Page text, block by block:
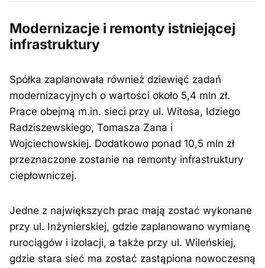
Modernizacje i remonty istniejącej
infrastruktury
Spółka zaplanowała również dziewięć zadań
modernizacyjnych o wartości około 5,4 mln zł.
Prace obejmą m.in. sieci przy ul. Witosa, Idziego
Radziszewskiego, Tomasza Zana i
Wojciechowskiej. Dodatkowo ponad 10,5 mln zł
przeznaczone zostanie na remonty infrastruktury
ciepłowniczej.
Jedne z największych prac mają zostać wykonane
przy ul. Inżynierskiej, gdzie zaplanowano wymianę
rurociągów i izolacji, a także przy ul. Wileńskiej,
gdzie stara sieć ma zostać zastąpiona nowoczesną